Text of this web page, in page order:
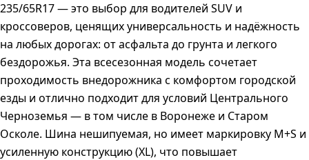
235/65R17 — это выбор для водителей SUV и
кроссоверов, ценящих универсальность и надёжность
на любых дорогах: от асфальта до грунта и легкого
бездорожья. Эта всесезонная модель сочетает
проходимость внедорожника с комфортом городской
езды и отлично подходит для условий Центрального
Черноземья — в том числе в Воронеже и Старом
Осколе. Шина нешипуемая, но имеет маркировку M+S и
усиленную конструкцию (XL), что повышает